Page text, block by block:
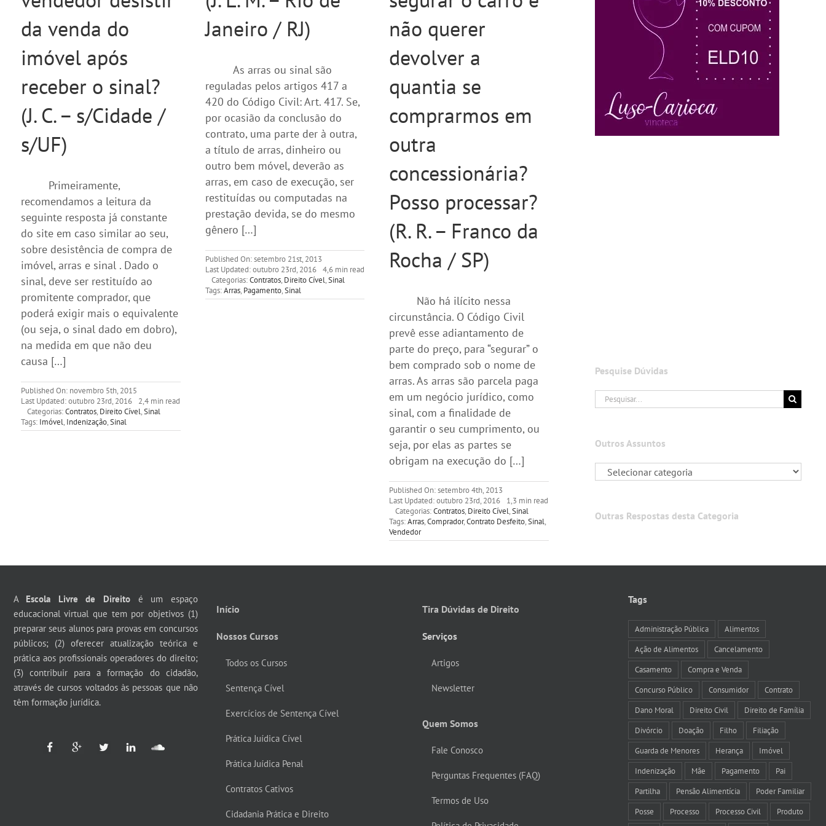
da venda do
imóvel após
receber o sinal?
(J. C. – s/Cidade /
s/UF)
Primeiramente,
recomendamos a leitura da
seguinte resposta já constante
do site em caso similar ao seu,
sobre desistência de compra de
imóvel, arras e sinal . Dado o
sinal, deve ser restituído ao
promitente comprador, que
poderá exigir mais o equivalente
(ou seja, o sinal dado em dobro),
na medida em que não deu
causa […]
Published On: novembro 5th, 2015
Last Updated: outubro 23rd, 2016
2,4 min read
Categorias:Contratos, Direito Cível,Sinal
Tags: Imóvel, Indenização,Sinal
Janeiro / RJ)
As arras ou sinal são
reguladas pelos artigos 417 a
420 do Código Civil: Art. 417. Se,
por ocasião da conclusão do
contrato, uma parte der à outra,
a título de arras, dinheiro ou
outro bem móvel, deverão as
arras, em caso de execução, ser
restituídas ou computadas na
prestação devida, se do mesmo
gênero […]
Published On: setembro 21st, 2013
Last Updated: outubro 23rd, 2016 4,6 min read
Categorias:Contratos, Direito Cível,Sinal
Tags:Arras, Pagamento,Sinal
não querer
devolver a
quantia se
comprarmos em
outra
concessionária?
Posso processar?
(R. R. – Franco da
Rocha / SP)
Não há ilícito nessa
circunstância. O Código Civil
prevê esse adiantamento de
parte do preço, para “segurar” o
bem comprado sob o nome de
arras. As arras são parcela paga
em um negócio jurídico, como
sinal, com a finalidade de
garantir o seu cumprimento, ou
seja, por elas as partes se
obrigam na execução do […]
Published On: setembro 4th, 2013
Last Updated: outubro 23rd, 2016
1,3 min read
Categorias:Contratos, Direito Cível,Sinal
Tags:Arras,Comprador,Contrato Desfeito,Sinal,
Vendedor
Pesquise Dúvidas
Buscar
resultados
Outros Assuntos
Outras Respostas desta Categoria
A Escola Livre de Direito é um espaço
educacional virtual que tem por objetivos (1)
preparar seus alunos para provas em concursos
públicos; (2) oferecer atualização teórica e
prática aos profissionais operadores do direito;
(3) contribuir para a formação do cidadão,
através de cursos voltados às pessoas que não
têm formação jurídica.
Início
Nossos Cursos
Todos os Cursos
Sentença Cível
Exercícios de Sentença Cível
Prática Juídica Cível
Prática Juídica Penal
Contratos Cativos
Cidadania Prática e Direito
Tira Dúvidas de Direito
Serviços
Artigos
Newsletter
Quem Somos
Fale Conosco
Perguntas Frequentes (FAQ)
Termos de Uso
Tags
Administração Pública Alimentos
Ação de Alimentos Cancelamento
Casamento Compra e Venda
Concurso Público Consumidor Contrato
Dano Moral Direito Civil Direito de Família
Divórcio Doação Filho Filiação
Guarda de Menores Herança Imóvel
Indenização Mãe Pagamento Pai
Partilha Pensão Alimentícia Poder Familiar
Posse Processo Processo Civil Produto